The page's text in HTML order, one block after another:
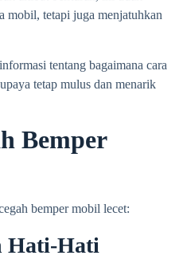
mobil, tetapi juga menjatuhkan
tentang bagaimana cara
tetap mulus dan menarik
Bemper
bemper mobil lecet:
Hati-Hati